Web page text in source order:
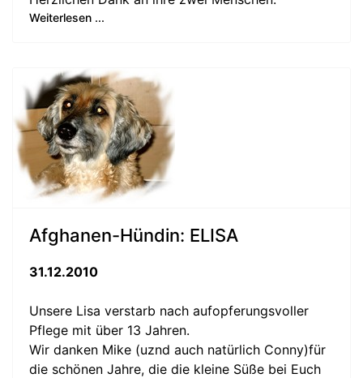
Weiterlesen ...
Afghanen-Hündin: ELISA
31.12.2010
Unsere Lisa verstarb nach aufopferungsvoller
Pflege mit über 13 Jahren.
Wir danken Mike (uznd auch natürlich Conny)für
die schönen Jahre, die die kleine Süße bei Euch